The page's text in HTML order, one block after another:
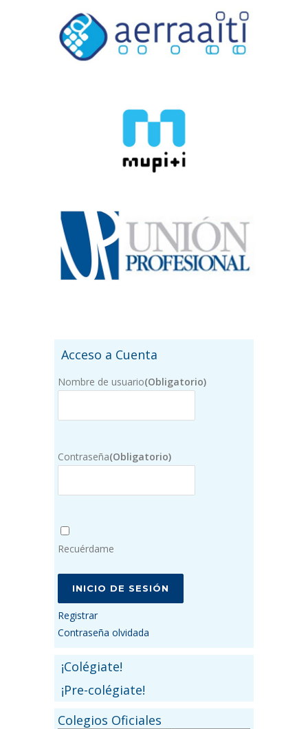
Acceso a Cuenta
Nombre de usuario(Obligatorio)
Contraseña(Obligatorio)
Recuérdame
Registrar
Contraseña olvidada
¡Colégiate!
¡Pre-colégiate!
Colegios Oficiales